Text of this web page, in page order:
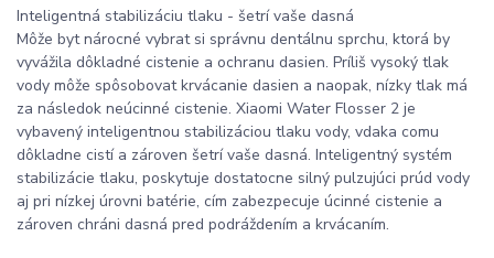
Inteligentná stabilizáciu tlaku - šetrí vaše dasná
Môže byt nárocné vybrat si správnu dentálnu sprchu, ktorá by
vyvážila dôkladné cistenie a ochranu dasien. Príliš vysoký tlak
vody môže spôsobovat krvácanie dasien a naopak, nízky tlak má
za následok neúcinné cistenie. Xiaomi Water Flosser 2 je
vybavený inteligentnou stabilizáciou tlaku vody, vdaka comu
dôkladne cistí a zároven šetrí vaše dasná. Inteligentný systém
stabilizácie tlaku, poskytuje dostatocne silný pulzujúci prúd vody
aj pri nízkej úrovni batérie, cím zabezpecuje úcinné cistenie a
zároven chráni dasná pred podráždením a krvácaním.